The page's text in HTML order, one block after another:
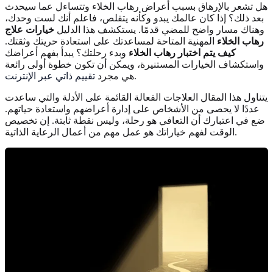
هل تشعر بالإرهاق بسبب أعراض رهاب الخلاء وتتساءل عما سيحدث
بعد ذلك؟ إذا كان عالمك يبدو وكأنه يتقلص، فاعلم أنك لست وحدك،
وهناك مسار واضح للمضي قدمًا. يستكشف هذا الدليل خيارات علاج
رهاب الخلاء المهنية المتاحة لمساعدتك على استعادة حريتك وثقتك.
كيف يتم اختبار رهاب الخلاء وبدء رحلتك؟ يبدأ بفهم أعراضك
واستكشاف الخيارات المستنيرة، ويمكن أن تكون خطوة أولى رائعة
هي مجرد تقييم ذاتي عبر الإنترنت .
يتناول هذا المقال العلاجات الفعالة القائمة على الأدلة والتي ساعدت
عددًا لا يحصى من الأشخاص على إدارة أعراضهم واستعادة حياتهم.
ضع في اعتبارك أن التعافي هو رحلة، وليس نقطة ثابتة. إن تخصيص
الوقت لفهم خياراتك هو عمل مهم من أعمال الرعاية الذاتية.